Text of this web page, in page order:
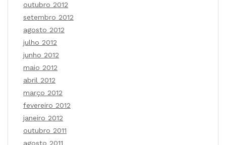
outubro 2012
setembro 2012
agosto 2012
julho 2012
junho 2012
maio 2012
abril 2012
março 2012
fevereiro 2012
janeiro 2012
outubro 2011
agosto 2011